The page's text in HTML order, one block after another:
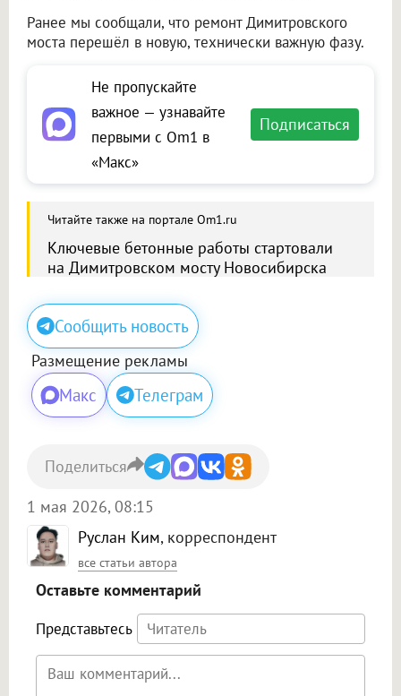
Ранее мы сообщали, что ремонт Димитровского
моста перешёл в новую, технически важную фазу.
Не пропускайте
важное — узнавайте
первыми с Om1 в
«Макс»
Подписаться
Читайте также на портале Om1.ru
Ключевые бетонные работы стартовали
на Димитровском мосту Новосибирска
Сообщить новость
Размещение рекламы
Макс Телеграм
Руслан Ким, корреспондент
все статьи автора
1 мая 2026, 08:15
Поделиться
Оставьте комментарий
Представьтесь